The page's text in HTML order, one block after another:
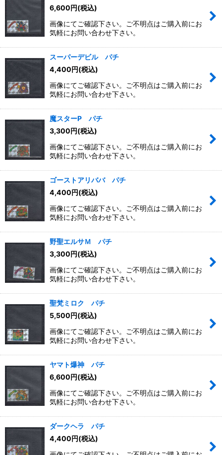
6,600円(税込)
画像にてご確認下さい。ご不明点はご購入前にお
気軽にお問い合わせ下さい。
スーパーデビル パチ
4,400円(税込)
画像にてご確認下さい。ご不明点はご購入前にお
気軽にお問い合わせ下さい。
魔スターP パチ
3,300円(税込)
画像にてご確認下さい。ご不明点はご購入前にお
気軽にお問い合わせ下さい。
ゴーストアリババ パチ
4,400円(税込)
画像にてご確認下さい。ご不明点はご購入前にお
気軽にお問い合わせ下さい。
野聖エルサＭ パチ
3,300円(税込)
画像にてご確認下さい。ご不明点はご購入前にお
気軽にお問い合わせ下さい。
聖梵ミロク パチ
5,500円(税込)
画像にてご確認下さい。ご不明点はご購入前にお
気軽にお問い合わせ下さい。
ヤマト爆神 パチ
6,600円(税込)
画像にてご確認下さい。ご不明点はご購入前にお
気軽にお問い合わせ下さい。
ダークヘラ パチ
4,400円(税込)